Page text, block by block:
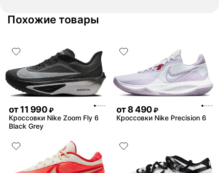
Похожие товары
от11 990 ₽
Кроссовки Nike Zoom Fly 6
Black Grey
от8 490 ₽
Кроссовки Nike Precision 6